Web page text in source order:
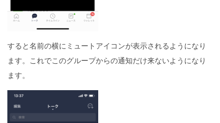
すると名前の横にミュートアイコンが表示されるようになり
ます。これでこのグループからの通知だけ来ないようになり
ます。